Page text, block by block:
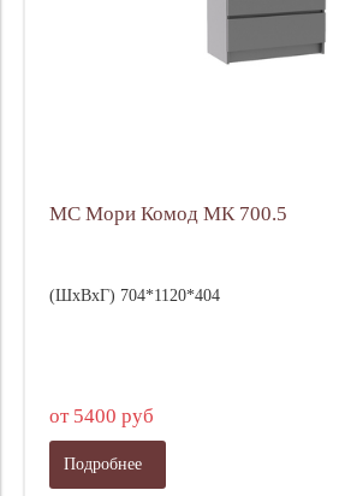
МС Мори Комод МК 700.5
(ШхВхГ) 704*1120*404
от 5400 руб
Подробнее